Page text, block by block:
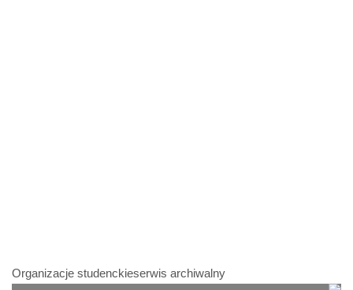
Organizacje studenckieserwis archiwalny